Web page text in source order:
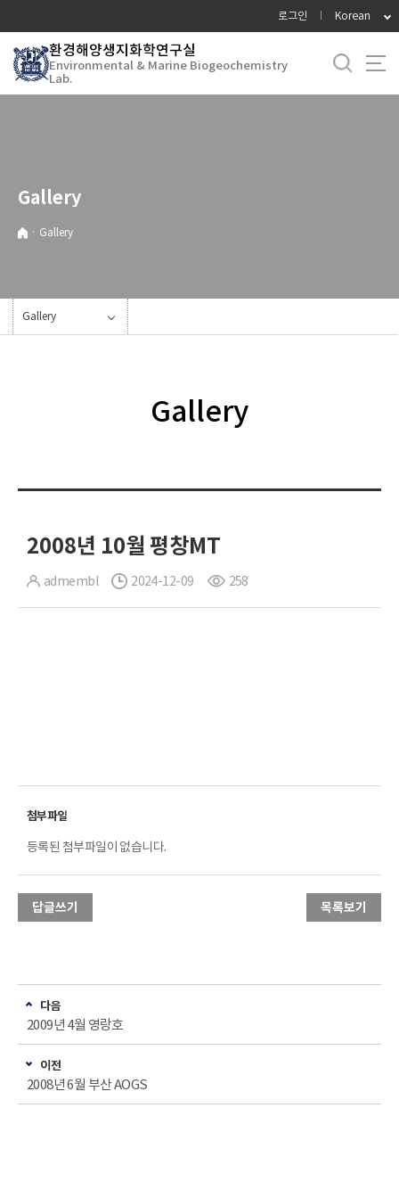
로
메
로그인 Korean
환경해양생지화학연구실
Environmental & Marine Biogeochemistry
Lab.
Gallery
· Gallery
Gallery
Gallery
2008년 10월 평창MT
admembl 2024-12-09 258
등록된 첨부파일이 없습니다.
답글쓰기 목록보기
다음
2009년 4월 영랑호
이전
2008년 6월 부산 AOGS